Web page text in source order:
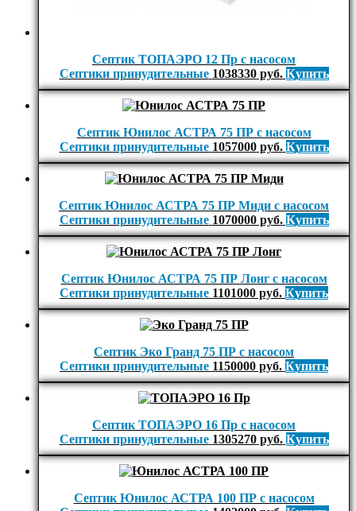
Септик ТОПАЭРО 12 Пр с насосом
Септики принудительные 1038330руб. Купить
Септик Юнилос АСТРА 75 ПР с насосом
Септики принудительные 1057000руб. Купить
Септик Юнилос АСТРА 75 ПР Миди с насосом
Септики принудительные 1070000руб. Купить
Септик Юнилос АСТРА 75 ПР Лонг с насосом
Септики принудительные 1101000 руб. Купить
Септик Эко Гранд 75 ПР с насосом
Септики принудительные 1150000 руб. Купить
Септик ТОПАЭРО 16 Пр с насосом
Септики принудительные 1305270руб. Купить
Септик Юнилос АСТРА 100 ПР с насосом